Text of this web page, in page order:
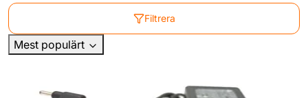
Filtrera
Mest populärt